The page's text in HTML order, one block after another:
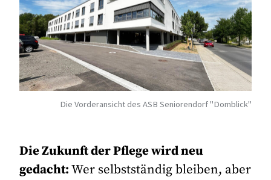
Die Vorderansicht des ASB Seniorendorf "Domblick"
Die Zukunft der Pflege wird neu
gedacht:Wer selbstständig bleiben, aber